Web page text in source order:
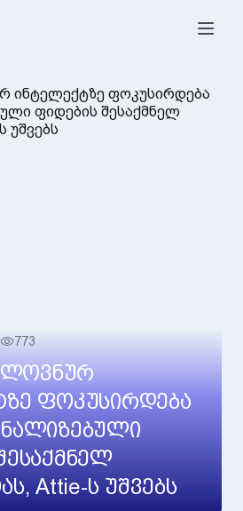
773
ფოკუსირდება
Attie-ს უშვებს